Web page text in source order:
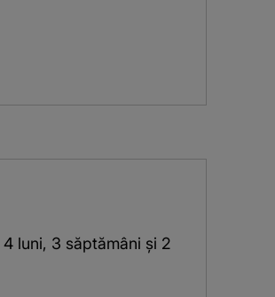
luni, 3 săptămâni și 2